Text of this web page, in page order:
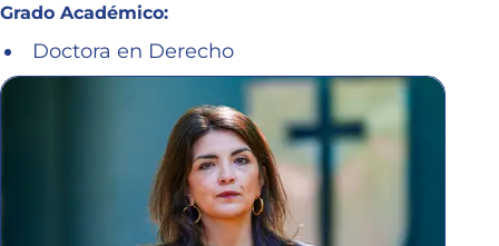
Grado Académico:
Doctora en Derecho